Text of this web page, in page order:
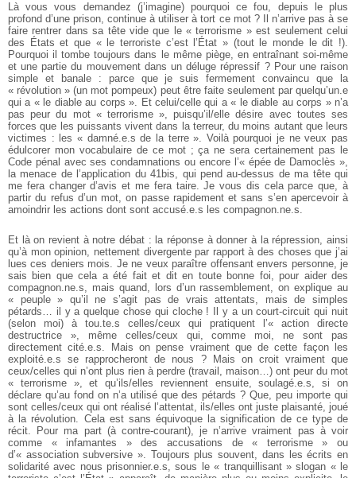
Là vous vous demandez (j’imagine) pourquoi ce fou, depuis le plus
profond d’une prison, continue à utiliser à tort ce mot ? Il n’arrive pas à se
faire rentrer dans sa tête vide que le « terrorisme » est seulement celui
des États et que « le terroriste c’est l’État » (tout le monde le dit !).
Pourquoi il tombe toujours dans le même piège, en entraînant soi-même
et une partie du mouvement dans un déluge répressif ? Pour une raison
simple et banale : parce que je suis fermement convaincu que la
« révolution » (un mot pompeux) peut être faite seulement par quelqu’un.e
qui a « le diable au corps ». Et celui/celle qui a « le diable au corps » n’a
pas peur du mot « terrorisme », puisqu’il/elle désire avec toutes ses
forces que les puissants vivent dans la terreur, du moins autant que leurs
victimes : les « damné.e.s de la terre ». Voilà pourquoi je ne veux pas
édulcorer mon vocabulaire de ce mot ; ça ne sera certainement pas le
Code pénal avec ses condamnations ou encore l’« épée de Damoclès »,
la menace de l’application du 41bis, qui pend au-dessus de ma tête qui
me fera changer d’avis et me fera taire. Je vous dis cela parce que, à
partir du refus d’un mot, on passe rapidement et sans s’en apercevoir à
amoindrir les actions dont sont accusé.e.s les compagnon.ne.s.
Et là on revient à notre débat : la réponse à donner à la répression, ainsi
qu’à mon opinion, nettement divergente par rapport à des choses que j’ai
lues ces deniers mois. Je ne veux paraître offensant envers personne, je
sais bien que cela a été fait et dit en toute bonne foi, pour aider des
compagnon.ne.s, mais quand, lors d’un rassemblement, on explique au
« peuple » qu’il ne s’agit pas de vrais attentats, mais de simples
pétards… il y a quelque chose qui cloche ! Il y a un court-circuit qui nuit
(selon moi) à tou.te.s celles/ceux qui pratiquent l’« action directe
destructrice », même celles/ceux qui, comme moi, ne sont pas
directement cité.e.s. Mais on pense vraiment que de cette façon les
exploité.e.s se rapprocheront de nous ? Mais on croit vraiment que
ceux/celles qui n’ont plus rien à perdre (travail, maison…) ont peur du mot
« terrorisme », et qu’ils/elles reviennent ensuite, soulagé.e.s, si on
déclare qu’au fond on n’a utilisé que des pétards ? Que, peu importe qui
sont celles/ceux qui ont réalisé l’attentat, ils/elles ont juste plaisanté, joué
à la révolution. Cela est sans équivoque la signification de ce type de
récit. Pour ma part (à contre-courant), je n’arrive vraiment pas à voir
comme « infamantes » des accusations de « terrorisme » ou
d’« association subversive ». Toujours plus souvent, dans les écrits en
solidarité avec nous prisonnier.e.s, sous le « tranquillisant » slogan « le